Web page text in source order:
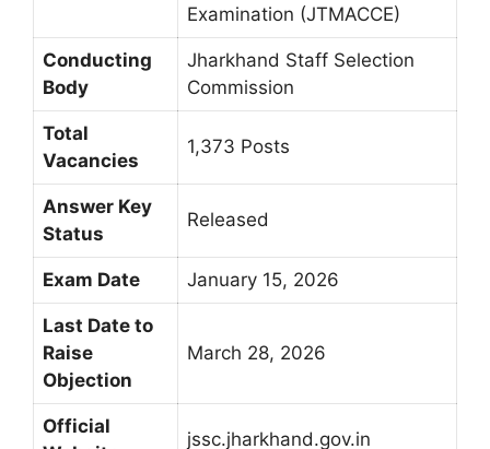
Examination (JTMACCE)
Conducting
Body
Jharkhand Staff Selection
Commission
Total
Vacancies
1,373 Posts
Answer Key
Status
Released
Exam Date January 15, 2026
Last Date to
Raise
Objection
March 28, 2026
Official
jssc.jharkhand.gov.in